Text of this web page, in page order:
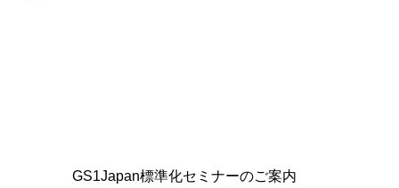
GS1Japan標準化セミナーのご案内